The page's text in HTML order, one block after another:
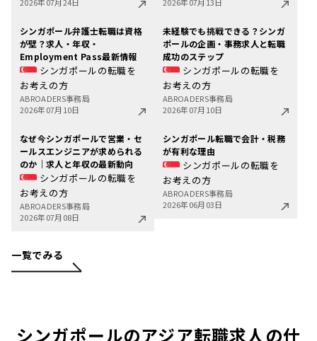
シンガポール弁護士転職は資格
が壁？求人・年収・
Employment Pass最新情報
シンガポールの転職を
お考えの方
ABROADERS事務局
2026年07月10日
未経験でも挑戦できる？シンガ
ポールの企画・事務求人と転職
成功のステップ
シンガポールの転職を
お考えの方
ABROADERS事務局
2026年07月10日
なぜ今シンガポールで営業・セ
ールスエンジニアが求められる
のか｜求人と年収の最新動向
シンガポールの転職を
お考えの方
ABROADERS事務局
2026年07月08日
シンガポール転職で会計・税務
が有利な理由
シンガポールの転職を
お考えの方
ABROADERS事務局
2026年06月03日
一覧でみる
シンガポールのアジア転職求人の仕